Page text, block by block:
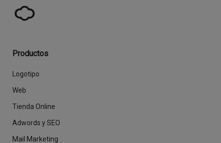
Productos
Logotipo
Web
Tienda Online
Adwords y SEO
Mail Marketing